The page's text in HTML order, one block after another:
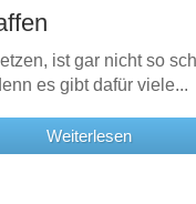
ist gar nicht so
es gibt dafür viele...
Weiterlesen